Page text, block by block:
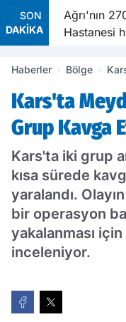
SON
DAKİKA
Dünya
Ağrı'nın
Hastanesi
Haberler Bölge
Kars'ta
Grup Kavga
Kars'ta iki grup
kısa sürede
yaralandı.
bir operasyon
yakalanması
inceleniyor.